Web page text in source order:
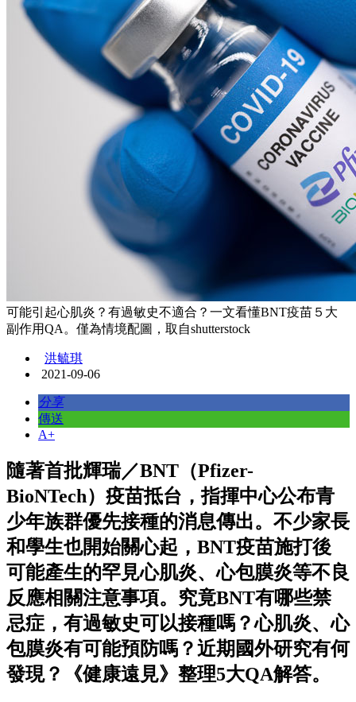
可能引起心肌炎？有過敏史不適合？一文看懂BNT疫苗５大
副作用QA。僅為情境配圖，取自shutterstock
洪毓琪
2021-09-06
分享
傳送
A+
隨著首批輝瑞／BNT（Pfizer-
BioNTech）疫苗抵台，指揮中心公布青
少年族群優先接種的消息傳出。不少家長
和學生也開始關心起，BNT疫苗施打後
可能產生的罕見心肌炎、心包膜炎等不良
反應相關注意事項。究竟BNT有哪些禁
忌症，有過敏史可以接種嗎？心肌炎、心
包膜炎有可能預防嗎？近期國外研究有何
發現？《健康遠見》整理5大QA解答。